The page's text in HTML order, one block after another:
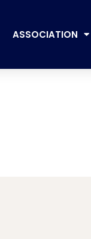
ASSOCIATION